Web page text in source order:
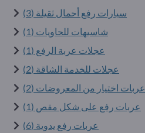
سيارات رفع أحمال ثقيلة (3)
شاسيهات للحاويات (1)
عجلات عربة الرفع (1)
عجلات للخدمة الشاقة (2)
عربات اختيار من المعروضات (2)
عربات رفع على شكل مقص (1)
عربات رفع يدوية (6)